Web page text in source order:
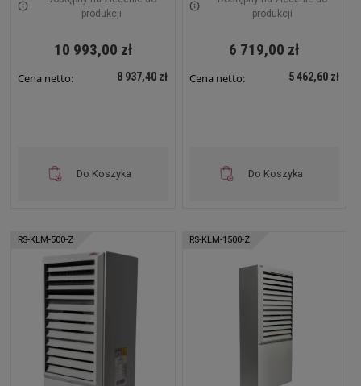
2000-W
produkcji
10 993,00 zł
Cena netto: 8 937,40 zł
Do Koszyka
400-W
produkcji
6 719,00 zł
Cena netto: 5 462,60 zł
Do Koszyka
RS-KLM-500-Z RS-KLM-1500-Z